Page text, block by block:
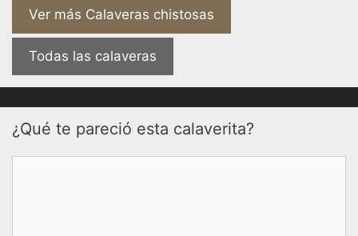
Ver más Calaveras chistosas
Todas las calaveras
¿Qué te pareció esta calaverita?